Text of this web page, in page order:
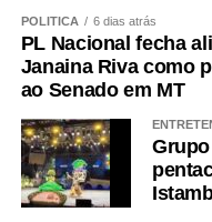
POLÍTICA 6 dias atrás
PL Nacional fecha
Janaina Riva como
ao Senado em MT